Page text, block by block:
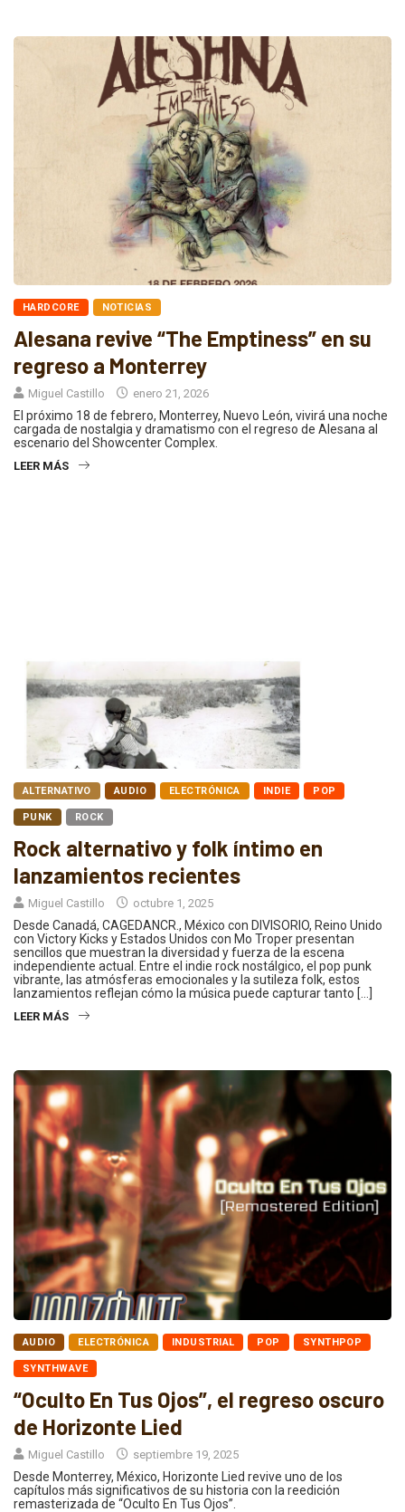
HARDCORE NOTICIAS
Alesana revive “The Emptiness” en su
regreso a Monterrey
Miguel Castillo enero 21, 2026
El próximo 18 de febrero, Monterrey, Nuevo León, vivirá una noche
cargada de nostalgia y dramatismo con el regreso de Alesana al
escenario del Showcenter Complex.
LEER MÁS
ALTERNATIVO AUDIO ELECTRÓNICA INDIE POP
PUNK ROCK
Rock alternativo y folk íntimo en
lanzamientos recientes
Miguel Castillo octubre 1, 2025
Desde Canadá, CAGEDANCR., México con DIVISORIO, Reino Unido
con Victory Kicks y Estados Unidos con Mo Troper presentan
sencillos que muestran la diversidad y fuerza de la escena
independiente actual. Entre el indie rock nostálgico, el pop punk
vibrante, las atmósferas emocionales y la sutileza folk, estos
lanzamientos reflejan cómo la música puede capturar tanto […]
LEER MÁS
AUDIO ELECTRÓNICA INDUSTRIAL POP SYNTHPOP
SYNTHWAVE
“Oculto En Tus Ojos”, el regreso oscuro
de Horizonte Lied
Miguel Castillo septiembre 19, 2025
Desde Monterrey, México, Horizonte Lied revive uno de los
capítulos más significativos de su historia con la reedición
remasterizada de “Oculto En Tus Ojos”.